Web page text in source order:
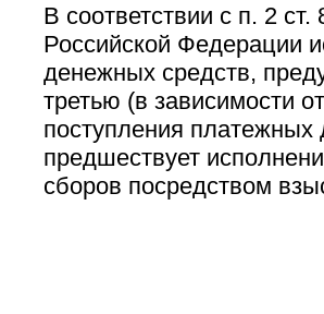
В соответствии с п. 2
Российской Федерации
денежных средств,
третью (в зависимости
поступления платежных
предшествует
сборов посредством